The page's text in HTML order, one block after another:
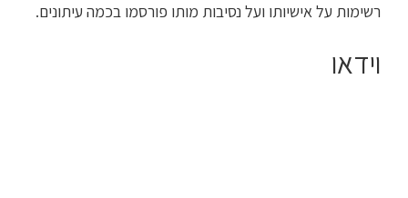
רשימות על אישיותו ועל נסיבות מותו פורסמו בכמה עיתונים.
וידאו